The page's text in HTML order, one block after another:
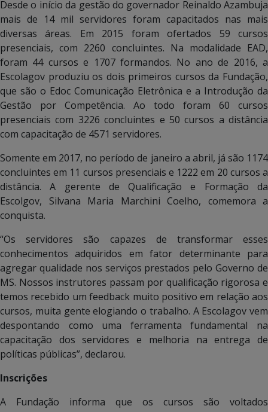
Desde o início da gestão do governador Reinaldo Azambuja
mais de 14 mil servidores foram capacitados nas mais
diversas áreas. Em 2015 foram ofertados 59 cursos
presenciais, com 2260 concluintes. Na modalidade EAD,
foram 44 cursos e 1707 formandos. No ano de 2016, a
Escolagov produziu os dois primeiros cursos da Fundação,
que são o Edoc Comunicação Eletrônica e a Introdução da
Gestão por Competência. Ao todo foram 60 cursos
presenciais com 3226 concluintes e 50 cursos a distância
com capacitação de 4571 servidores.
Somente em 2017, no período de janeiro a abril, já são 1174
concluintes em 11 cursos presenciais e 1222 em 20 cursos a
distância. A gerente de Qualificação e Formação da
Escolgov, Silvana Maria Marchini Coelho, comemora a
conquista.
“Os servidores são capazes de transformar esses
conhecimentos adquiridos em fator determinante para
agregar qualidade nos serviços prestados pelo Governo de
MS. Nossos instrutores passam por qualificação rigorosa e
temos recebido um feedback muito positivo em relação aos
cursos, muita gente elogiando o trabalho. A Escolagov vem
despontando como uma ferramenta fundamental na
capacitação dos servidores e melhoria na entrega de
políticas públicas”, declarou.
Inscrições
A Fundação informa que os cursos são voltados